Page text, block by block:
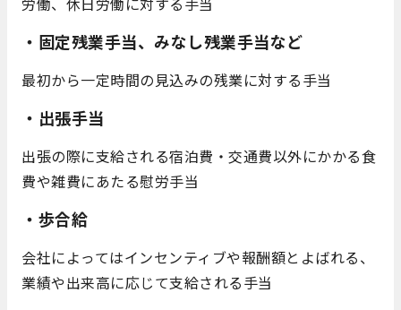
・固定残業手当、みなし残業手当など
最初から一定時間の見込みの残業に対する手当
・出張手当
出張の際に支給される宿泊費・交通費以外にかかる食
費や雑費にあたる慰労手当
・歩合給
会社によってはインセンティブや報酬額とよばれる、
業績や出来高に応じて支給される手当